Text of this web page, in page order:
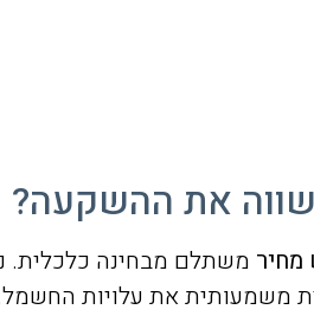
שווה את ההשקעה?
משתלם מבחינה כלכלית.
משמעותית את עלויות